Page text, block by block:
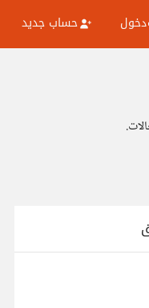
دخول حساب جديد